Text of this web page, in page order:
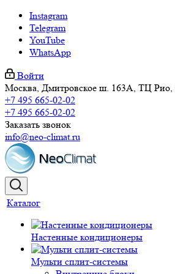
Instagram
Telegram
YouTube
WhatsApp
Войти
Москва, Дмитровское ш. 163А, ТЦ Рио,
+7 495 665-02-02
+7 495 665-02-02
Заказать звонок
info@neo-climat.ru
Каталог
Настенные кондиционеры
Мульти сплит-системы